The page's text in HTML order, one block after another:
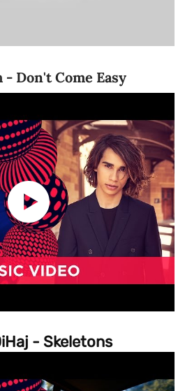
- Don't Come Easy
- Skeletons